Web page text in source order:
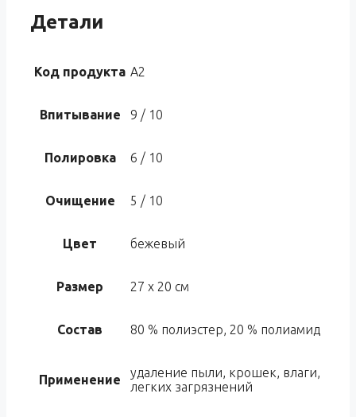
Детали
Код продукта A2
Впитывание 9 / 10
Полировка 6 / 10
Очищение 5 / 10
Цвет бежевый
Размер 27 x 20 см
Состав 80 % полиэстер, 20 % полиамид
Применение
удаление пыли, крошек, влаги,
легких загрязнений